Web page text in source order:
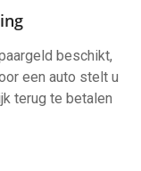
beschikt,
een auto stelt u
terug te betalen